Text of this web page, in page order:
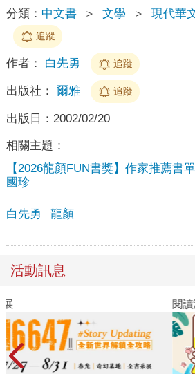
分類： 中文書 ＞ 文學 ＞ 現代華
追蹤
作者： 白先勇 追蹤
出版社： 爾雅 追蹤
出版日： 2002/02/20
相關主題：
【2026龍顏FUN書獎】作家推薦書
國珍
白先勇 龍顏
活動訊息